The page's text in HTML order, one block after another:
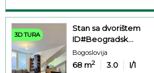
3D TURA
Stan sa dvorištem
ID#Beogradsk...
Bogoslovija
68 m2 3.0 I/1